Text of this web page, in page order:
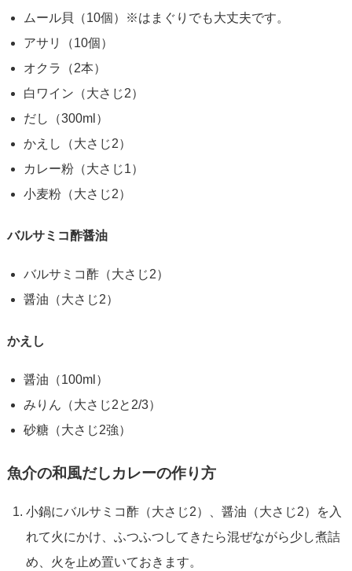
ムール貝（10個）※はまぐりでも大丈夫です。
アサリ（10個）
オクラ（2本）
白ワイン（大さじ2）
だし（300ml）
かえし（大さじ2）
カレー粉（大さじ1）
小麦粉（大さじ2）
バルサミコ酢醤油
バルサミコ酢（大さじ2）
醤油（大さじ2）
かえし
醤油（100ml）
みりん（大さじ2と2/3）
砂糖（大さじ2強）
魚介の和風だしカレーの作り方
小鍋にバルサミコ酢（大さじ2）、醤油（大さじ2）を入
れて火にかけ、ふつふつしてきたら混ぜながら少し煮詰
め、火を止め置いておきます。